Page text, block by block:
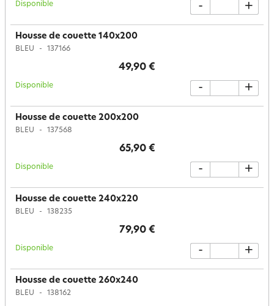
Disponible - +
Housse de couette 140x200
BLEU 137166
49,90 €
Disponible - +
Housse de couette 200x200
BLEU 137568
65,90 €
Disponible - +
Housse de couette 240x220
BLEU 138235
79,90 €
Disponible - +
Housse de couette 260x240
BLEU 138162